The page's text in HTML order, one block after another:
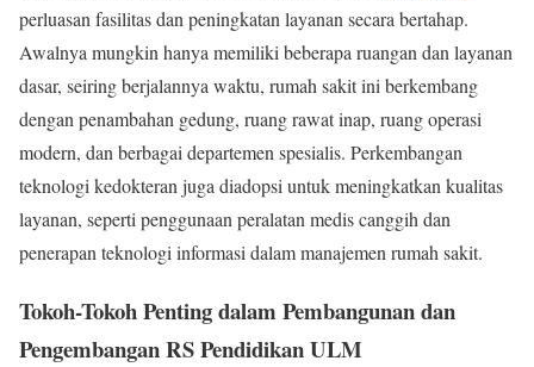
perluasan fasilitas dan peningkatan layanan secara bertahap.
Awalnya mungkin hanya memiliki beberapa ruangan dan layanan
dasar, seiring berjalannya waktu, rumah sakit ini berkembang
dengan penambahan gedung, ruang rawat inap, ruang operasi
modern, dan berbagai departemen spesialis. Perkembangan
teknologi kedokteran juga diadopsi untuk meningkatkan kualitas
layanan, seperti penggunaan peralatan medis canggih dan
penerapan teknologi informasi dalam manajemen rumah sakit.
Tokoh-Tokoh Penting dalam Pembangunan dan
Pengembangan RS Pendidikan ULM